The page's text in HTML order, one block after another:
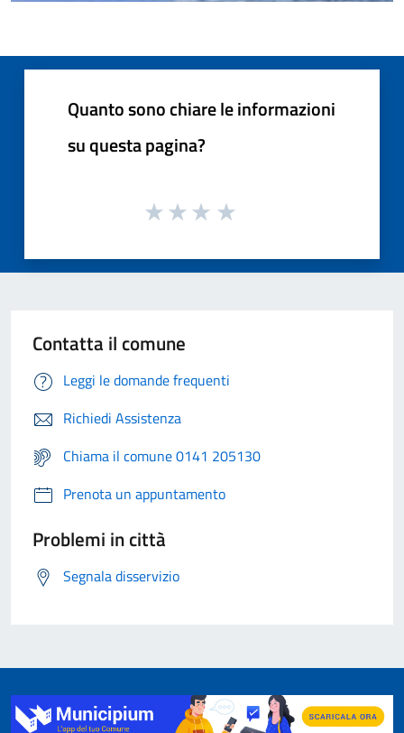
Quanto sono chiare le informazioni
su questa pagina?
Contatta il comune
Leggi le domande frequenti
Richiedi Assistenza
Chiama il comune 0141 205130
Prenota un appuntamento
Problemi in città
Segnala disservizio